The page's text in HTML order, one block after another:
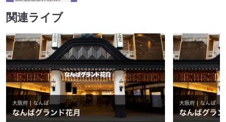
関連ライブ